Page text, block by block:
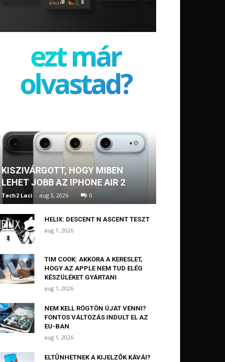
ezt már
olvastad?
KISZIVÁRGOTT, HOGY MIBEN
LEHET JOBB AZ IPHONE AIR 2
Tech2 Laci - aug 3, 2026 0
HELIX: DESCENT N ASCENT TESZT
aug 1, 2026
TIM COOK: AKKORA A KERESLET,
HOGY AZ APPLE NEM TUD ELÉG
KÉSZÜLÉKET GYÁRTANI
aug 1, 2026
NEM KELL RÖGTÖN ÚJAT VENNI?
FONTOS VÁLTOZÁS INDULT EL AZ
EU-BAN
aug 1, 2026
ELTŰNHETNEK A KIJELZŐK KÁVÁI?